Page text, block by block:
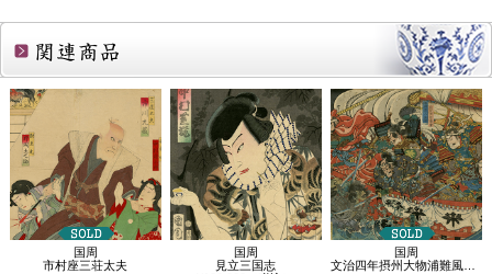
関連商品
国周
市村座三荘太夫
国周
見立三国志
国周
文治四年摂州大物浦難風の図